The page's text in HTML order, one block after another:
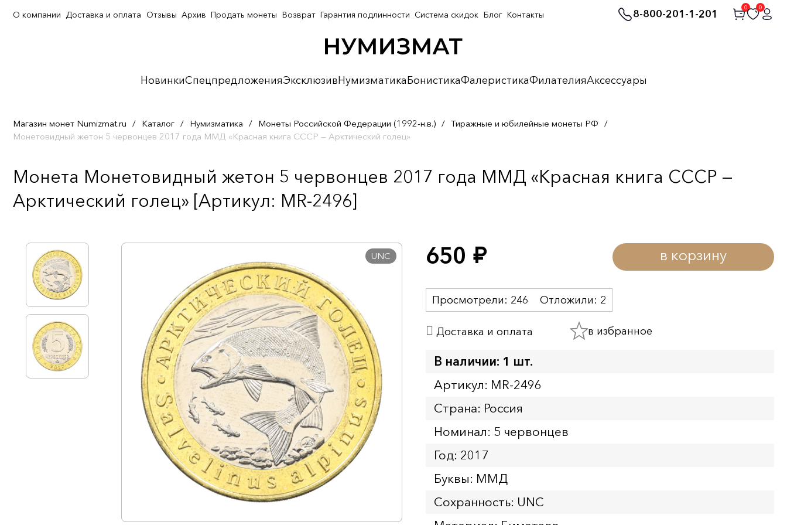
8-800-201-1-201
0 0
НовинкиСпецпредложенияЭксклюзивНумизматикаБонистикаФалеристикаФилателияАксессуары
О компании Доставка и оплата Отзывы Архив Продать монеты Возврат Гарантия подлинности Система скидок Блог Контакты
Магазин монет Numizmat.ru / Каталог / Нумизматика / Монеты Российской Федерации (1992-н.в.) / Тиражные и юбилейные монеты РФ /
Монетовидный жетон 5 червонцев 2017 года ММД «Красная книга СССР — Арктический голец»
Монета Монетовидный жетон 5 червонцев 2017 года ММД «Красная книга СССР —
Арктический голец» [Артикул: MR-2496]
UNC 650 руб. в корзину
Просмотрели: 246 Отложили: 2
Доставка и оплата в избранное
В наличии: 1 шт.
Артикул: MR-2496
Страна: Россия
Номинал: 5 червонцев
Год: 2017
Буквы: ММД
Сохранность: UNC